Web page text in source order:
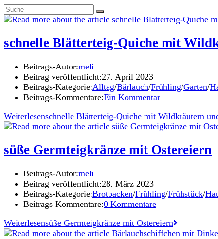
schnelle Blätterteig-Quiche mit
Beitrags-Autor:meli
Beitrag veröffentlicht:27. April 2023
Beitrags-Kategorie:Alltag/Bärlauch/Frühling/Garten/
Beitrags-Kommentare:Ein Kommentar
Weiterlesenschnelle Blätterteig-Quiche mit Wildkräutern
süße Germteigkränze mit Ostereiern
Beitrags-Autor:meli
Beitrag veröffentlicht:28. März 2023
Beitrags-Kategorie:Brotbacken/Frühling/Frühstück/
Beitrags-Kommentare:0 Kommentare
Weiterlesensüße Germteigkränze mit Ostereiern